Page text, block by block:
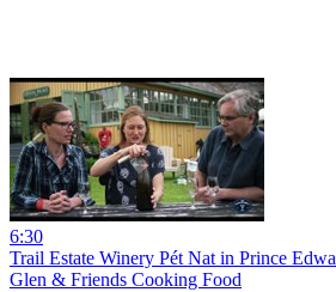
6:30
Trail Estate Winery Pét Nat in Prince
Glen & Friends Cooking Food